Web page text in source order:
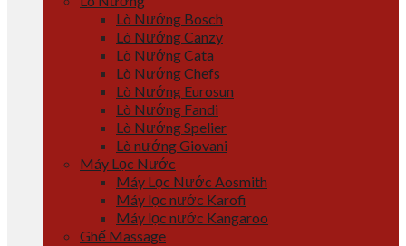
Lò Nướng Bosch
Lò Nướng Canzy
Lò Nướng Cata
Lò Nướng Chefs
Lò Nướng Eurosun
Lò Nướng Fandi
Lò Nướng Spelier
Lò nướng Giovani
Máy Lọc Nước
Máy Lọc Nước Aosmith
Máy lọc nước Karofi
Máy lọc nước Kangaroo
Ghế Massage